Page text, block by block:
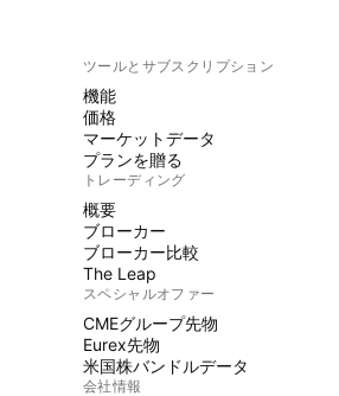
ツールとサブスクリプション
機能
価格
マーケットデータ
プランを贈る
トレーディング
概要
ブローカー
ブローカー比較
The Leap
スペシャルオファー
CMEグループ先物
Eurex先物
米国株バンドルデータ
会社情報